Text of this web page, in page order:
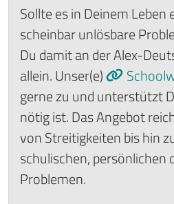
Sollte es in Deinem Leben
scheinbar unlösbare
Du damit an der Alex-
allein. Unser(e)
gerne zu und unterstützt
nötig ist. Das Angebot
von Streitigkeiten bis hin
schulischen, persönlichen
Problemen.